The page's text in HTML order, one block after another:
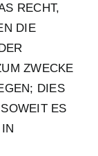
RECHT,
DIE
ZWECKE
DIES
ES